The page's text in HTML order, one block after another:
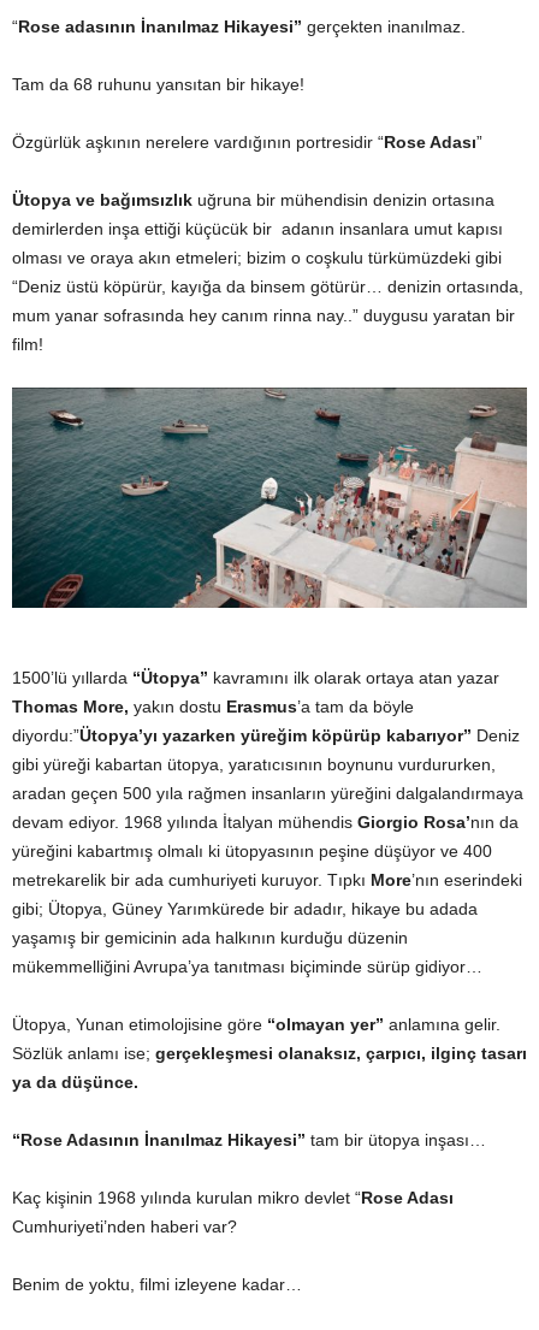
“Rose adasının İnanılmaz Hikayesi” gerçekten inanılmaz.
Tam da 68 ruhunu yansıtan bir hikaye!
Özgürlük aşkının nerelere vardığının portresidir “Rose Adası”
Ütopya ve bağımsızlık uğruna bir mühendisin denizin ortasına
demirlerden inşa ettiği küçücük bir adanın insanlara umut kapısı
olması ve oraya akın etmeleri; bizim o coşkulu türkümüzdeki gibi
“Deniz üstü köpürür, kayığa da binsem götürür… denizin ortasında,
mum yanar sofrasında hey canım rinna nay..” duygusu yaratan bir
film!
1500’lü yıllarda “Ütopya” kavramını ilk olarak ortaya atan yazar
Thomas More, yakın dostu Erasmus’a tam da böyle
diyordu:”Ütopya’yı yazarken yüreğim köpürüp kabarıyor” Deniz
gibi yüreği kabartan ütopya, yaratıcısının boynunu vurdururken,
aradan geçen 500 yıla rağmen insanların yüreğini dalgalandırmaya
devam ediyor. 1968 yılında İtalyan mühendis Giorgio Rosa’nın da
yüreğini kabartmış olmalı ki ütopyasının peşine düşüyor ve 400
metrekarelik bir ada cumhuriyeti kuruyor. Tıpkı More’nın eserindeki
gibi; Ütopya, Güney Yarımkürede bir adadır, hikaye bu adada
yaşamış bir gemicinin ada halkının kurduğu düzenin
mükemmelliğini Avrupa’ya tanıtması biçiminde sürüp gidiyor…
Ütopya, Yunan etimolojisine göre “olmayan yer” anlamına gelir.
Sözlük anlamı ise; gerçekleşmesi olanaksız, çarpıcı, ilginç tasarı
ya da düşünce.
“Rose Adasının İnanılmaz Hikayesi” tam bir ütopya inşası…
Kaç kişinin 1968 yılında kurulan mikro devlet “Rose Adası
Cumhuriyeti’nden haberi var?
Benim de yoktu, filmi izleyene kadar…